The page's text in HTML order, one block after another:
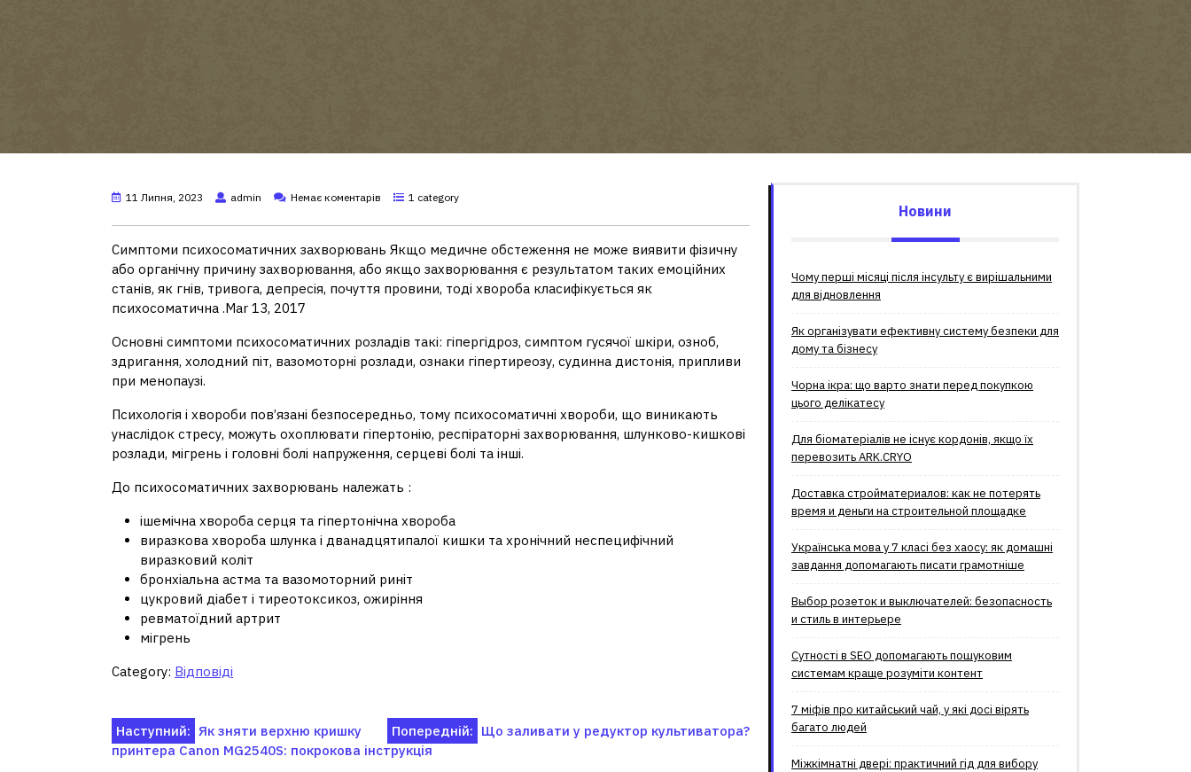
11 Липня, 2023 admin Немає коментарів 1 category
Симптоми психосоматичних захворювань Якщо медичне обстеження не може виявити фізичну
або органічну причину захворювання, або якщо захворювання є результатом таких емоційних
станів, як гнів, тривога, депресія, почуття провини, тоді хвороба класифікується як
психосоматична .Mar 13, 2017
Основні симптоми психосоматичних розладів такі: гіпергідроз, симптом гусячої шкіри, озноб,
здригання, холодний піт, вазомоторні розлади, ознаки гіпертиреозу, судинна дистонія, припливи
при менопаузі.
Психологія і хвороби пов’язані безпосередньо, тому психосоматичні хвороби, що виникають
унаслідок стресу, можуть охоплювати гіпертонію, респіраторні захворювання, шлунково-кишкові
розлади, мігрень і головні болі напруження, серцеві болі та інші.
До психосоматичних захворювань належать :
ішемічна хвороба серця та гіпертонічна хвороба
виразкова хвороба шлунка і дванадцятипалої кишки та хронічний неспецифічний
виразковий коліт
бронхіальна астма та вазомоторний риніт
цукровий діабет і тиреотоксикоз, ожиріння
ревматоїдний артрит
мігрень
Category: Відповіді
Навігація
Попередній: Що заливати у редуктор культиватора?
Наступний: Як зняти верхню кришку
принтера Canon MG2540S: покрокова інструкція
Новини
Чому перші місяці після інсульту є вирішальними
для відновлення
Як організувати ефективну систему безпеки для
дому та бізнесу
Чорна ікра: що варто знати перед покупкою
цього делікатесу
Для біоматеріалів не існує кордонів, якщо їх
перевозить ARK.CRYO
Доставка стройматериалов: как не потерять
время и деньги на строительной площадке
Українська мова у 7 класі без хаосу: як домашні
завдання допомагають писати грамотніше
Выбор розеток и выключателей: безопасность
и стиль в интерьере
Сутності в SEO допомагають пошуковим
системам краще розуміти контент
7 міфів про китайський чай, у які досі вірять
багато людей
Міжкімнатні двері: практичний гід для вибору